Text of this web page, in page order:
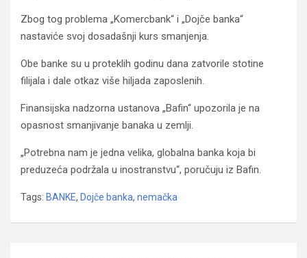
Zbog tog problema „Komercbank“ i „Dojče banka“
nastaviće svoj dosadašnji kurs smanjenja.
Obe banke su u proteklih godinu dana zatvorile stotine
filijala i dale otkaz više hiljada zaposlenih.
Finansijska nadzorna ustanova „Bafin“ upozorila je na
opasnost smanjivanje banaka u zemlji.
„Potrebna nam je jedna velika, globalna banka koja bi
preduzeća podržala u inostranstvu“, poručuju iz Bafin.
Tags: BANKE, Dojče banka, nemačka